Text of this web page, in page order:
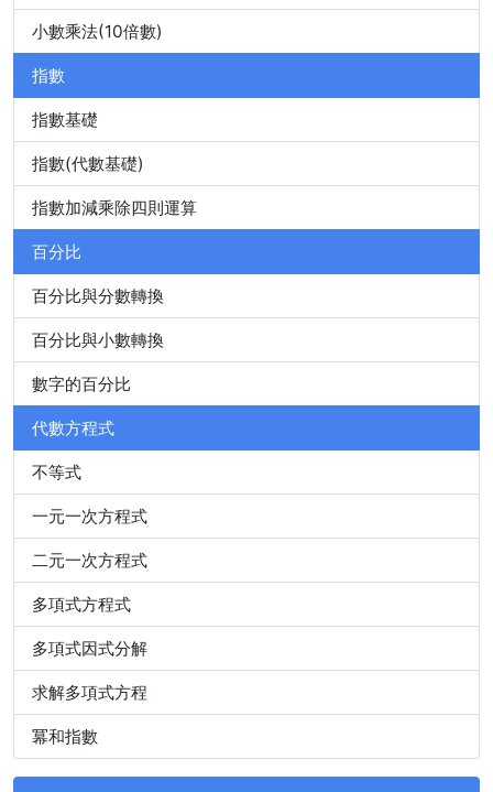
小數乘法(10倍數)
指數
指數基礎
指數(代數基礎)
指數加減乘除四則運算
百分比
百分比與分數轉換
百分比與小數轉換
數字的百分比
代數方程式
不等式
一元一次方程式
二元一次方程式
多項式方程式
多項式因式分解
求解多項式方程
冪和指數